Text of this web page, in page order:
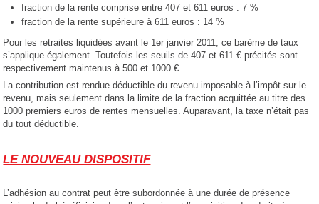
fraction de la rente comprise entre 407 et 611 euros : 7 %
fraction de la rente supérieure à 611 euros : 14 %
Pour les retraites liquidées avant le 1er janvier 2011, ce barème de taux
s’applique également. Toutefois les seuils de 407 et 611 € précités sont
respectivement maintenus à 500 et 1000 €.
La contribution est rendue déductible du revenu imposable à l’impôt sur le
revenu, mais seulement dans la limite de la fraction acquittée au titre des
1000 premiers euros de rentes mensuelles. Auparavant, la taxe n’était pas
du tout déductible.
LE NOUVEAU DISPOSITIF
L’adhésion au contrat peut être subordonnée à une durée de présence